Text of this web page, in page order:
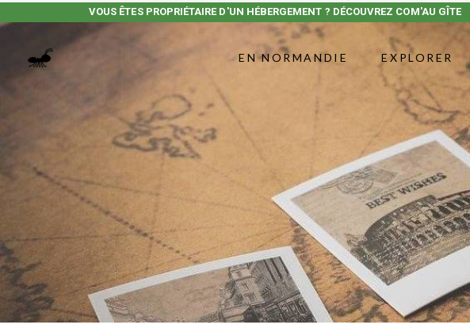
VOUS ÊTES PROPRIÉTAIRE D'UN HÉBERGEMENT ? DÉCOUVREZ COM'AU GÎTE
EN NORMANDIE EXPLORER